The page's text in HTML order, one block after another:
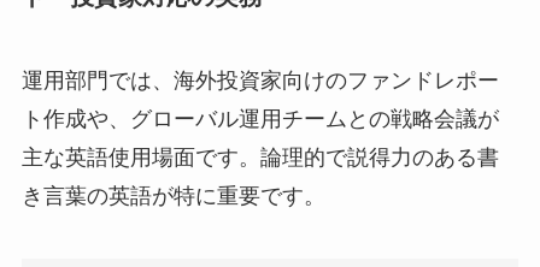
運用部門では、海外投資家向けのファンドレポー
ト作成や、グローバル運用チームとの戦略会議が
主な英語使用場面です。論理的で説得力のある書
き言葉の英語が特に重要です。